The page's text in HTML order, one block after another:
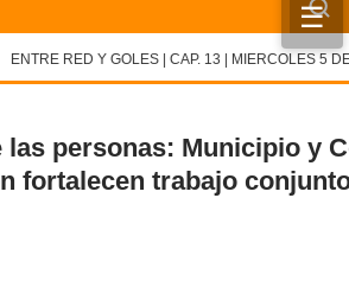
☰
CULTURA
✕
ENTRE RED Y GOLES | CAP. 13 | MIERCOLES 5 DE
las personas: Municipio y
fortalecen trabajo